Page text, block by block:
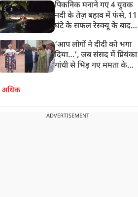
पिकनिक मनाने गए 4 युवक
नदी के तेज़ बहाव में फंसे, 11
घंटे के सफल रेस्क्यू के बाद
‘आप लोगों ने दीदी को भगा
दिया…’, जब संसद में प्रियंका
गांधी से भिड़ गए ममता के
अधिक
ADVERTISEMENT